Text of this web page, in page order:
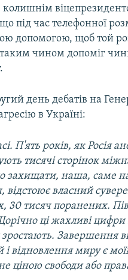
колишнім
під час телефонної
допомогою, щоб той
таким чином допоміг
день дебатів на
в Україні:
П'ять років, як Росія
тисячі сторінок
захищати, наша, саме
власний
30 тисяч поранених.
ці жахливі цифри
Завершення
і відновлення миру є
ціною свободи або